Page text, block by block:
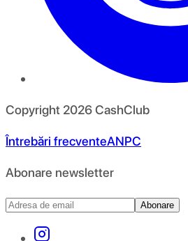
Copyright 2026CashClub
Întrebări frecventeANPC
Abonare newsletter
Abonare